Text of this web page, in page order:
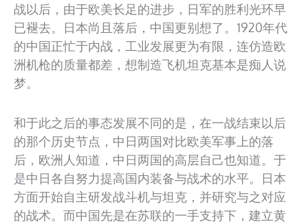
战以后，由于欧美长足的进步，日军的胜利光环早
已褪去。日本尚且落后，中国更别想了。1920年代
的中国正忙于内战，工业发展更为有限，连仿造欧
洲机枪的质量都差，想制造飞机坦克基本是痴人说
梦。
和于此之后的事态发展不同的是，在一战结束以后
的那个历史节点，中日两国对比欧美军事上的落
后，欧洲人知道，中日两国的高层自己也知道。于
是中日各自努力提高国内装备与战术的水平。日本
方面开始自主研发战斗机与坦克，并研究与之对应
的战术。而中国先是在苏联的一手支持下，建立黄